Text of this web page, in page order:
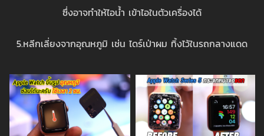
ซึ่งอาจทำให้ไอน้ำ เข้าไอในตัวเครื่องได้
5.หลีกเลี่ยงจากอุณหภูมิ เช่น ไดร์เป่าผม ทิ้งไว้ในรถกลางแดด